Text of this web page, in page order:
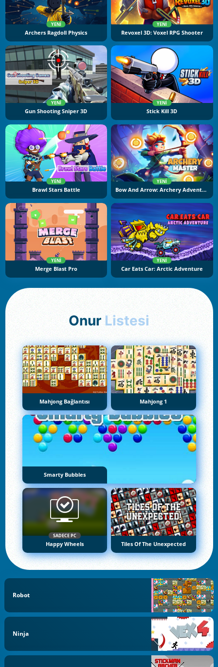
YENI
Archers Ragdoll Physics
YENI
Revoxel 3D: Voxel RPG Shooter
YENI
Gun Shooting Sniper 3D
YENI
Stick Kill 3D
YENI
Brawl Stars Battle
YENI
Bow And Arrow: Archery Adventure
YENI
Merge Blast Pro
YENI
Car Eats Car: Arctic Adventure
Onur Listesi
Mahjong Bağlantısı Mahjong 1
Smarty Bubbles
SADECE PC
Happy Wheels Tiles Of The Unexpected
Robot
Ninja